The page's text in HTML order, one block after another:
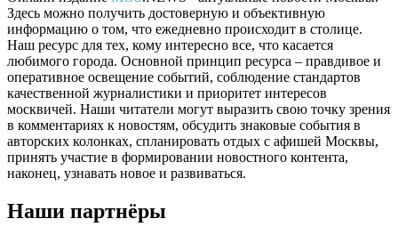
Здесь можно получить достоверную и объективную
информацию о том, что ежедневно происходит в столице.
Наш ресурс для тех, кому интересно все, что касается
любимого города. Основной принцип ресурса – правдивое и
оперативное освещение событий, соблюдение стандартов
качественной журналистики и приоритет интересов
москвичей. Наши читатели могут выразить свою точку зрения
в комментариях к новостям, обсудить знаковые события в
авторских колонках, спланировать отдых с афишей Москвы,
принять участие в формировании новостного контента,
наконец, узнавать новое и развиваться.
Наши партнёры